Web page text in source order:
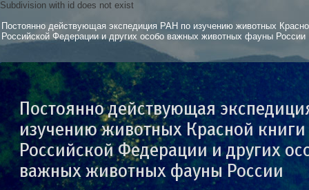
Subdivision with id does not exist
Постоянно действующая экспедиция РАН по изучению животных
Российской Федерации и других особо важных животных фауны России
Постоянно действующая
изучению животных Красной книги
Российской Федерации и других
важных животных фауны России